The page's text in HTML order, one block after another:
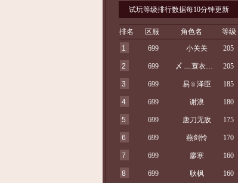
试玩等级排行数据每10分钟更新
排名 区服 角色名
等级
1
699 小关关 205
2 699 〆 ﹏蓑衣客ゞ 205
3 699 易﹫泽臣 185
4 699 谢浪 180
5 699 唐刀无敌 175
6 699 燕剑怜 170
7 699 廖寒 160
8 699 耿枫 160